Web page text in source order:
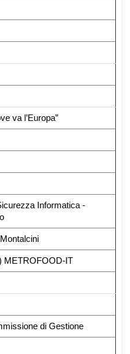
va l’Europa”
Informatica -
METROFOOD-IT
di Gestione